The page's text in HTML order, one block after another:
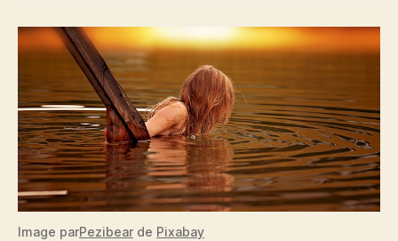
Image parPezibear de Pixabay